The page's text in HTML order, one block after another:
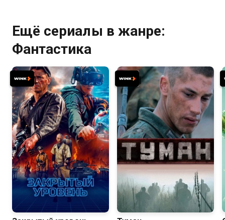
Ещё сериалы в жанре:
Фантастика
5.7 7.1